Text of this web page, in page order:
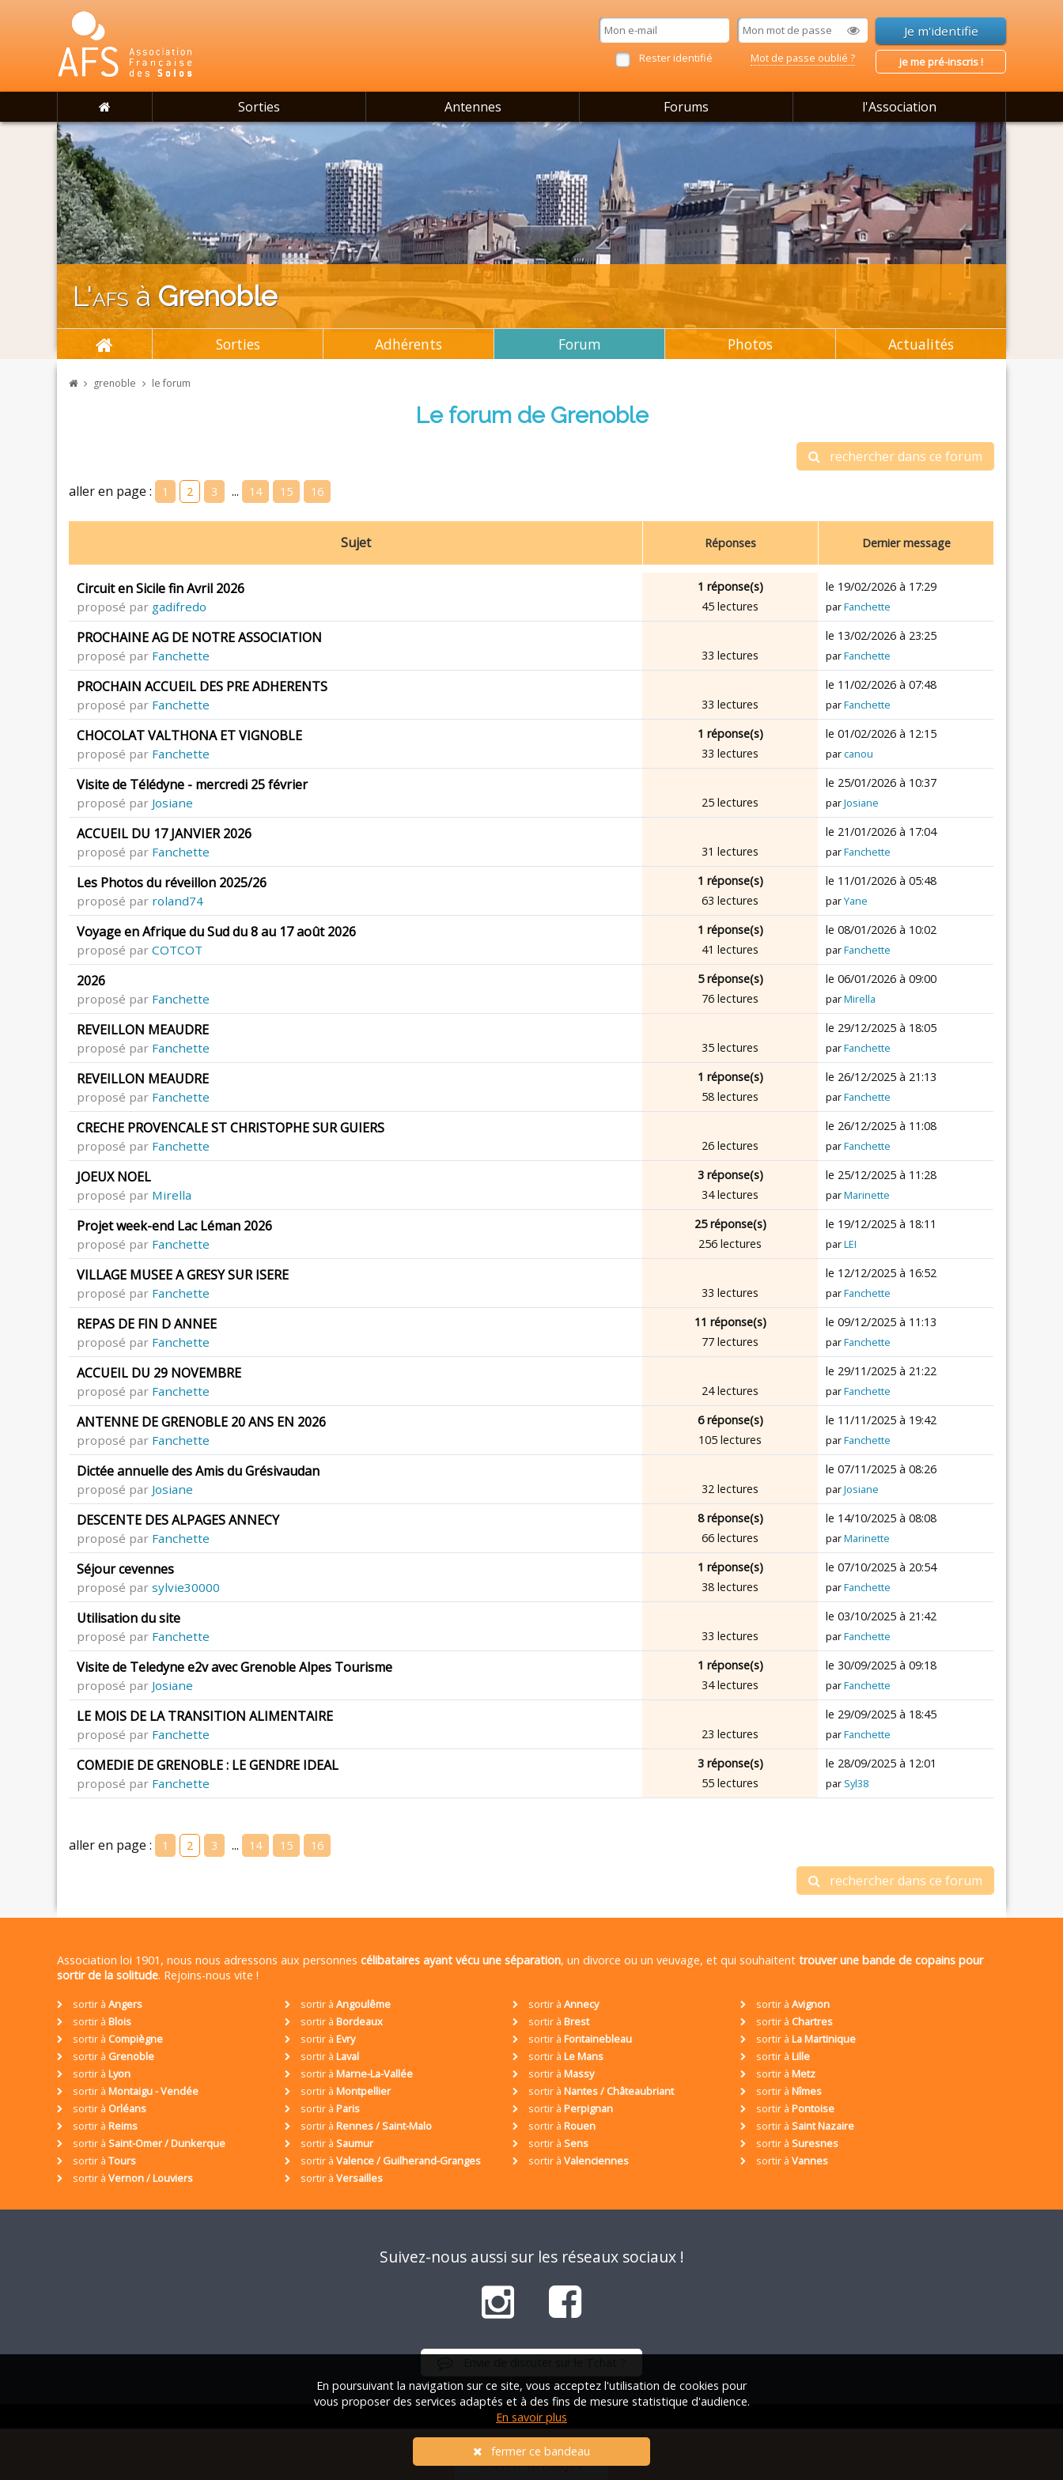
Rester identifié Mot de passe oublié ? je me pré-inscris !
Sorties Antennes Forums l'Association
L'afsàGrenoble
Sorties Adhérents Forum Photos Actualités
grenoble le forum
Le forum de Grenoble
rechercher dans ce forum
aller en page :
1 2 3 ... 14 15 16
Sujet Réponses Dernier message
Circuit en Sicile fin Avril 2026
proposé par gadifredo
1 réponse(s)
45 lectures
le 19/02/2026 à 17:29
parFanchette
PROCHAINE AG DE NOTRE ASSOCIATION
proposé par Fanchette 33 lectures
le 13/02/2026 à 23:25
parFanchette
PROCHAIN ACCUEIL DES PRE ADHERENTS
proposé par Fanchette 33 lectures
le 11/02/2026 à 07:48
parFanchette
CHOCOLAT VALTHONA ET VIGNOBLE
proposé par Fanchette
1 réponse(s)
33 lectures
le 01/02/2026 à 12:15
parcanou
Visite de Télédyne - mercredi 25 février
proposé par Josiane 25 lectures
le 25/01/2026 à 10:37
parJosiane
ACCUEIL DU 17 JANVIER 2026
proposé par Fanchette 31 lectures
le 21/01/2026 à 17:04
parFanchette
Les Photos du réveillon 2025/26
proposé par roland74
1 réponse(s)
63 lectures
le 11/01/2026 à 05:48
parYane
Voyage en Afrique du Sud du 8 au 17 août 2026
proposé par COTCOT
1 réponse(s)
41 lectures
le 08/01/2026 à 10:02
parFanchette
2026
proposé par Fanchette
5 réponse(s)
76 lectures
le 06/01/2026 à 09:00
parMirella
REVEILLON MEAUDRE
proposé par Fanchette 35 lectures
le 29/12/2025 à 18:05
parFanchette
REVEILLON MEAUDRE
proposé par Fanchette
1 réponse(s)
58 lectures
le 26/12/2025 à 21:13
parFanchette
CRECHE PROVENCALE ST CHRISTOPHE SUR GUIERS
proposé par Fanchette 26 lectures
le 26/12/2025 à 11:08
parFanchette
JOEUX NOEL
proposé par Mirella
3 réponse(s)
34 lectures
le 25/12/2025 à 11:28
parMarinette
Projet week-end Lac Léman 2026
proposé par Fanchette
25 réponse(s)
256 lectures
le 19/12/2025 à 18:11
parLEI
VILLAGE MUSEE A GRESY SUR ISERE
proposé par Fanchette 33 lectures
le 12/12/2025 à 16:52
parFanchette
REPAS DE FIN D ANNEE
proposé par Fanchette
11 réponse(s)
77 lectures
le 09/12/2025 à 11:13
parFanchette
ACCUEIL DU 29 NOVEMBRE
proposé par Fanchette 24 lectures
le 29/11/2025 à 21:22
parFanchette
ANTENNE DE GRENOBLE 20 ANS EN 2026
proposé par Fanchette
6 réponse(s)
105 lectures
le 11/11/2025 à 19:42
parFanchette
Dictée annuelle des Amis du Grésivaudan
proposé par Josiane 32 lectures
le 07/11/2025 à 08:26
parJosiane
DESCENTE DES ALPAGES ANNECY
proposé par Fanchette
8 réponse(s)
66 lectures
le 14/10/2025 à 08:08
parMarinette
Séjour cevennes
proposé par sylvie30000
1 réponse(s)
38 lectures
le 07/10/2025 à 20:54
parFanchette
Utilisation du site
proposé par Fanchette 33 lectures
le 03/10/2025 à 21:42
parFanchette
Visite de Teledyne e2v avec Grenoble Alpes Tourisme
proposé par Josiane
1 réponse(s)
34 lectures
le 30/09/2025 à 09:18
parFanchette
LE MOIS DE LA TRANSITION ALIMENTAIRE
proposé par Fanchette 23 lectures
le 29/09/2025 à 18:45
parFanchette
COMEDIE DE GRENOBLE : LE GENDRE IDEAL
proposé par Fanchette
3 réponse(s)
55 lectures
le 28/09/2025 à 12:01
par Syl38
aller en page : 1 2 3 ... 14 15 16
rechercher dans ce forum
Association loi 1901, nous nous adressons aux personnes célibataires ayant vécu une séparation, un divorce ou un veuvage, et qui souhaitent trouver une bande de copains pour
sortir de la solitude. Rejoins-nous vite !
sortir à Angers sortir à Angoulême sortir à Annecy sortir à Avignon
sortir à Blois sortir à Bordeaux sortir à Brest sortir à Chartres
sortir à Compiègne sortir à Evry sortir à Fontainebleau sortir à La Martinique
sortir à Grenoble sortir à Laval sortir à Le Mans sortir à Lille
sortir à Lyon sortir à Marne-La-Vallée sortir à Massy sortir à Metz
sortir à Montaigu - Vendée sortir à Montpellier sortir à Nantes / Châteaubriant sortir à Nîmes
sortir à Orléans sortir à Paris sortir à Perpignan sortir à Pontoise
sortir à Reims sortir à Rennes / Saint-Malo sortir à Rouen sortir à Saint Nazaire
sortir à Saint-Omer / Dunkerque sortir à Saumur sortir à Sens sortir à Suresnes
sortir à Tours sortir à Valence / Guilherand-Granges sortir à Valenciennes sortir à Vannes
sortir à Vernon / Louviers sortir à Versailles
Suivez-nous aussi sur les réseaux sociaux !
© 2001 / 2026 • Association Française des Solos |Qui sommes-nous ?|FAQ|Mentions légales
En poursuivant la navigation sur ce site, vous acceptez l'utilisation de cookies pour
vous proposer des services adaptés et à des fins de mesure statistique d'audience.
En savoir plus
fermer ce bandeau
Ouvrir un sujet